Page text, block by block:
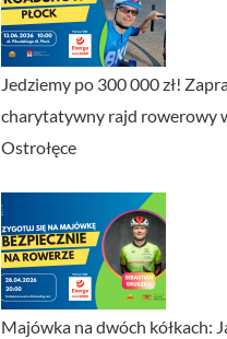
Jedziemy po 300 000 zł!
charytatywny rajd rowerowy
Ostrołęce
Majówka na dwóch kółkach: